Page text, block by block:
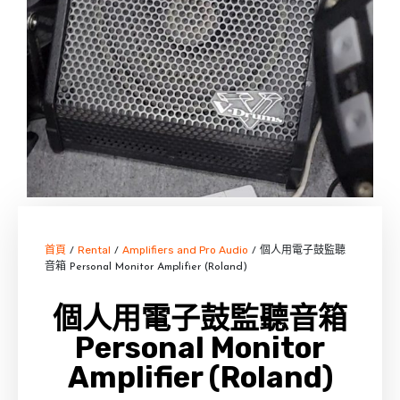
首頁 / Rental / Amplifiers and Pro Audio / 個人用電子鼓監聽
音箱 Personal Monitor Amplifier (Roland)
個人用電子鼓監聽音箱
Personal Monitor
Amplifier (Roland)